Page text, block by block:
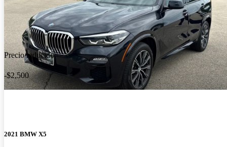
Precio reducido
-$2,500
2021 BMW X5